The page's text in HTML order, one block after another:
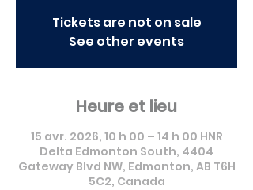
Tickets are not on sale
See other events
Heure et lieu
15 avr. 2026, 10 h 00 – 14 h 00 HNR
Delta Edmonton South, 4404
Gateway Blvd NW, Edmonton, AB T6H
5C2, Canada